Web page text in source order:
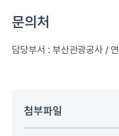
문의처
담당부서 : 부산관광공사 /
첨부파일